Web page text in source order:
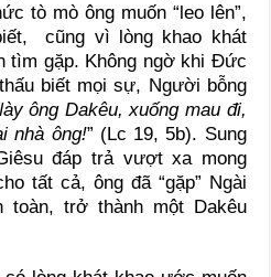
tò mò ông muốn “leo lên”,
cũng vì lòng khao khát
tìm gặp. Không ngờ khi Đức
biết mọi sự, Người bỗng
ông Dakêu, xuống mau đi,
nhà ông!” (Lc 19, 5b). Sung
đáp trả vượt xa mong
tất cả, ông đã “gặp” Ngài
toàn, trở thành một Dakêu